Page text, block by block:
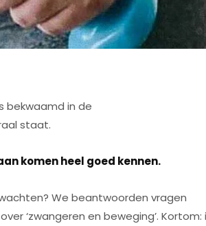
bekwaamd in de
staat.
komen heel goed kennen.
We beantwoorden vragen
‘zwangeren en beweging’. Kortom: